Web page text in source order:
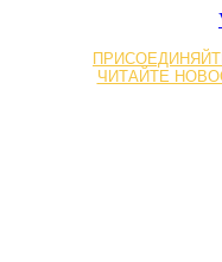
ЧИТАЙТЕ